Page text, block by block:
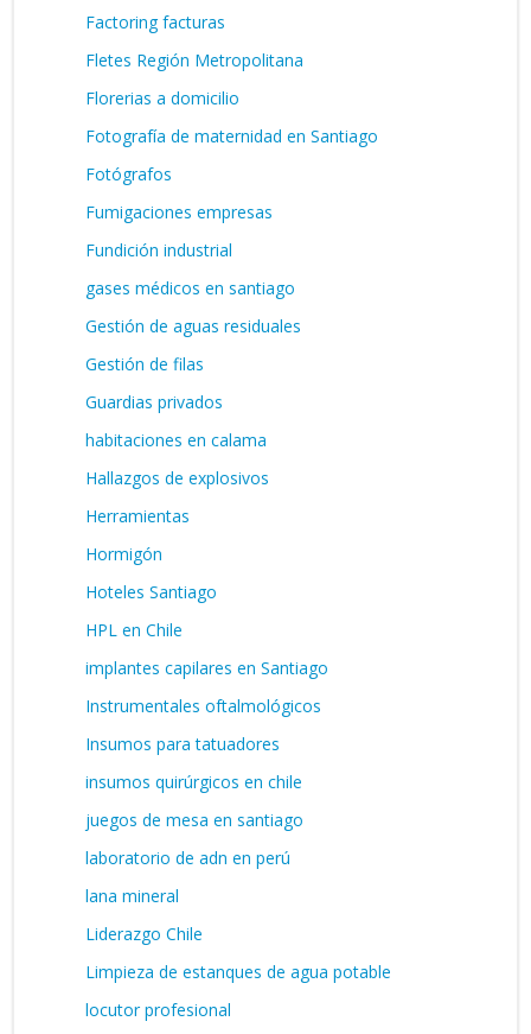
Factoring facturas
Fletes Región Metropolitana
Florerias a domicilio
Fotografía de maternidad en Santiago
Fotógrafos
Fumigaciones empresas
Fundición industrial
gases médicos en santiago
Gestión de aguas residuales
Gestión de filas
Guardias privados
habitaciones en calama
Hallazgos de explosivos
Herramientas
Hormigón
Hoteles Santiago
HPL en Chile
implantes capilares en Santiago
Instrumentales oftalmológicos
Insumos para tatuadores
insumos quirúrgicos en chile
juegos de mesa en santiago
laboratorio de adn en perú
lana mineral
Liderazgo Chile
Limpieza de estanques de agua potable
locutor profesional